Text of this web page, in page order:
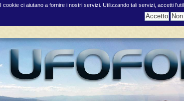
I cookie ci aiutano a fornire i nostri servizi. Utilizzando tali servizi, accetti